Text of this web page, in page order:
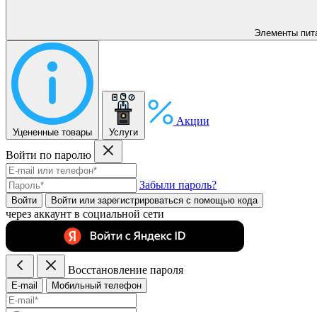
Элементы
Уцененные товары Услуги
Акции
Войти по паролю
Забыли пароль?
Войти Войти или зарегистрироватьcя с помощью кода
через аккаунт в социальной сети
Восстановление пароля
E-mail Мобильный телефон